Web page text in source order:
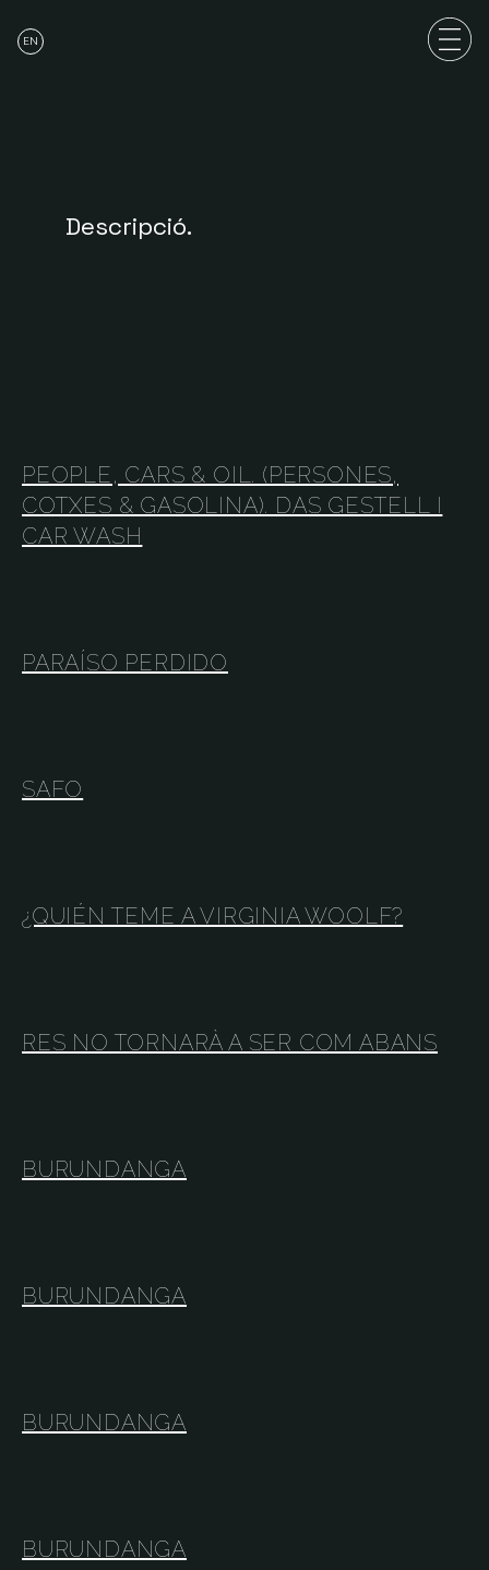
EN
Descripció.
PEOPLE, CARS & OIL. (PERSONES,
COTXES & GASOLINA). DAS GESTELL I
CAR WASH
PARAÍSO PERDIDO
SAFO
¿QUIÉN TEME A VIRGINIA WOOLF?
RES NO TORNARÀ A SER COM ABANS
BURUNDANGA
BURUNDANGA
BURUNDANGA
BURUNDANGA